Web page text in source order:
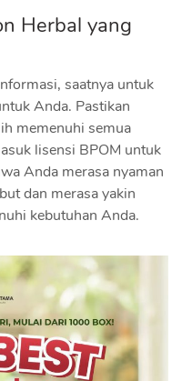
Herbal yang
saatnya untuk
Anda. Pastikan
memenuhi semua
lisensi BPOM untuk
Anda merasa nyaman
dan merasa yakin
kebutuhan Anda.